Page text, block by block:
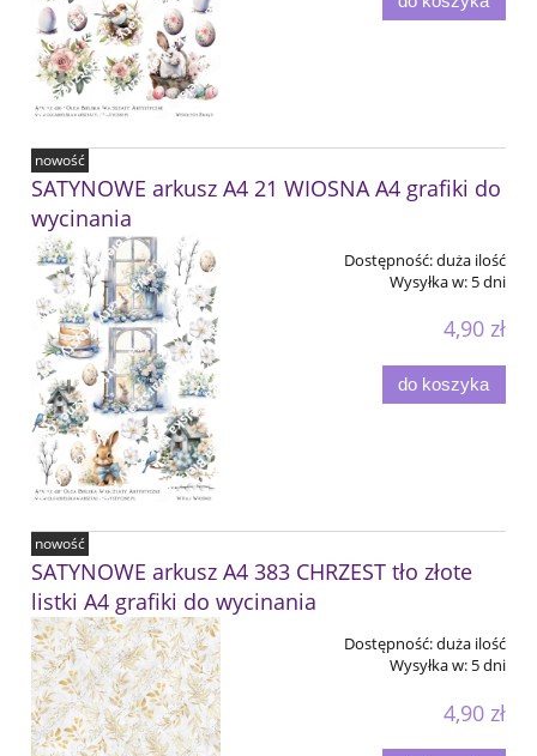
SATYNOWE arkusz A4 21 WIOSNA A4 grafiki do
wycinania
Dostępność:duża ilość
Wysyłka w: 5 dni
4,90 zł
do koszyka
nowość
SATYNOWE arkusz A4 383 CHRZEST tło złote
listki A4 grafiki do wycinania
Dostępność:duża ilość
Wysyłka w: 5 dni
4,90 zł
nowość